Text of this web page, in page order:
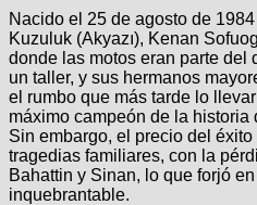
Nacido el 25 de agosto de
Kuzuluk (Akyazı), Kenan
donde las motos eran parte del
un taller, y sus hermanos
el rumbo que más tarde lo
máximo campeón de la
Sin embargo, el precio del
tragedias familiares, con la
Bahattin y Sinan, lo que forjó
inquebrantable.